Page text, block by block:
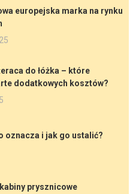
europejska marka na rynku
do łóżka – które
dodatkowych kosztów?
oznacza i jak go ustalić?
prysznicowe